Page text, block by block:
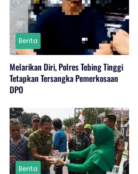
Berita
Melarikan Diri, Polres Tebing Tinggi
Tetapkan Tersangka Pemerkosaan
DPO
Berita